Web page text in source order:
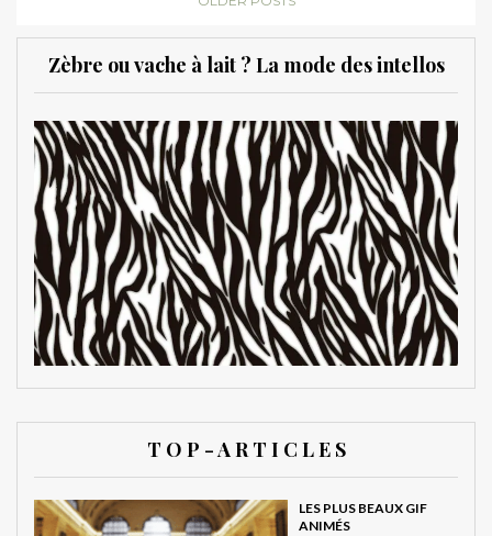
Zèbre ou vache à lait ? La mode des intellos
T O P - A R T I C L E S
LES PLUS BEAUX GIF
ANIMÉS